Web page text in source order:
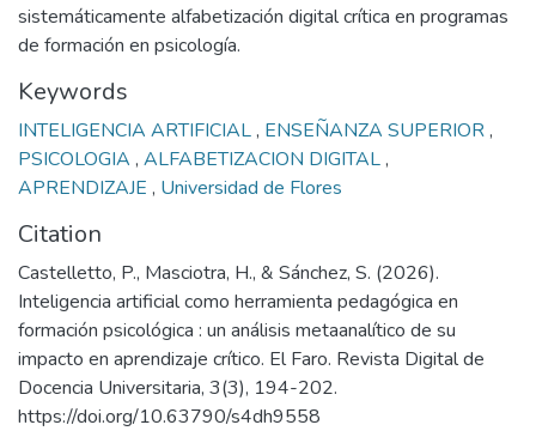
sistemáticamente alfabetización digital crítica en programas
de formación en psicología.
Keywords
INTELIGENCIA ARTIFICIAL, ENSEÑANZA SUPERIOR,
PSICOLOGIA , ALFABETIZACION DIGITAL,
APRENDIZAJE , Universidad de Flores
Citation
Castelletto, P., Masciotra, H., & Sánchez, S. (2026).
Inteligencia artificial como herramienta pedagógica en
formación psicológica : un análisis metaanalítico de su
impacto en aprendizaje crítico. El Faro. Revista Digital de
Docencia Universitaria, 3(3), 194-202.
https://doi.org/10.63790/s4dh9558